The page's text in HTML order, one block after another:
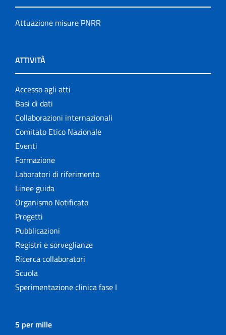
Attuazione misure PNRR
ATTIVITÀ
Accesso agli atti
Basi di dati
Collaborazioni internazionali
Comitato Etico Nazionale
Eventi
Formazione
Laboratori di riferimento
Linee guida
Organismo Notificato
Progetti
Pubblicazioni
Registri e sorveglianze
Ricerca collaboratori
Scuola
Sperimentazione clinica fase I
5 per mille